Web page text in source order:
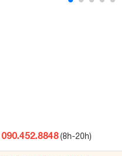
090.452.8848(8h-20h)